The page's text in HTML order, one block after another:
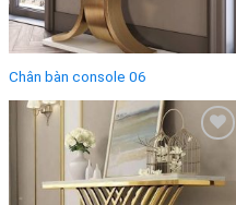
Chân bàn console 06
wishlist